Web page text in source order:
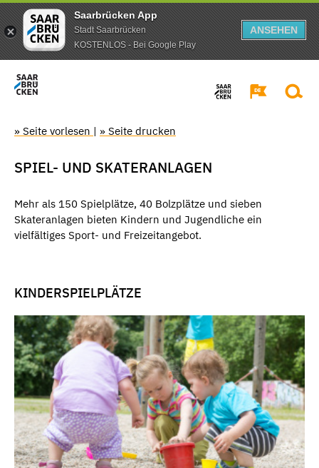
Saarbrücken App
Stadt Saarbrücken
KOSTENLOS - Bei Google Play
ANSEHEN
» Seite vorlesen | » Seite drucken
SPIEL- UND SKATERANLAGEN
Mehr als 150 Spielplätze, 40 Bolzplätze und sieben
Skateranlagen bieten Kindern und Jugendliche ein
vielfältiges Sport- und Freizeitangebot.
KINDERSPIELPLÄTZE